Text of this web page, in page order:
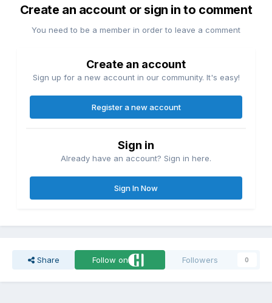
Create an account or sign in to comment
You need to be a member in order to leave a comment
Create an account
Sign up for a new account in our community. It's easy!
Register a new account
Sign in
Already have an account? Sign in here.
Sign In Now
Share Follow on Followers 0